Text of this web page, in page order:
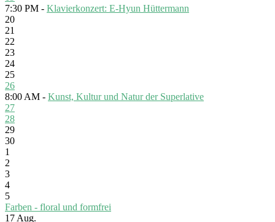
7:30 PM - Klavierkonzert: E-Hyun Hüttermann
20
21
22
23
24
25
26
8:00 AM - Kunst, Kultur und Natur der Superlative
27
28
29
30
1
2
3
4
5
Farben - floral und formfrei
17 Aug.